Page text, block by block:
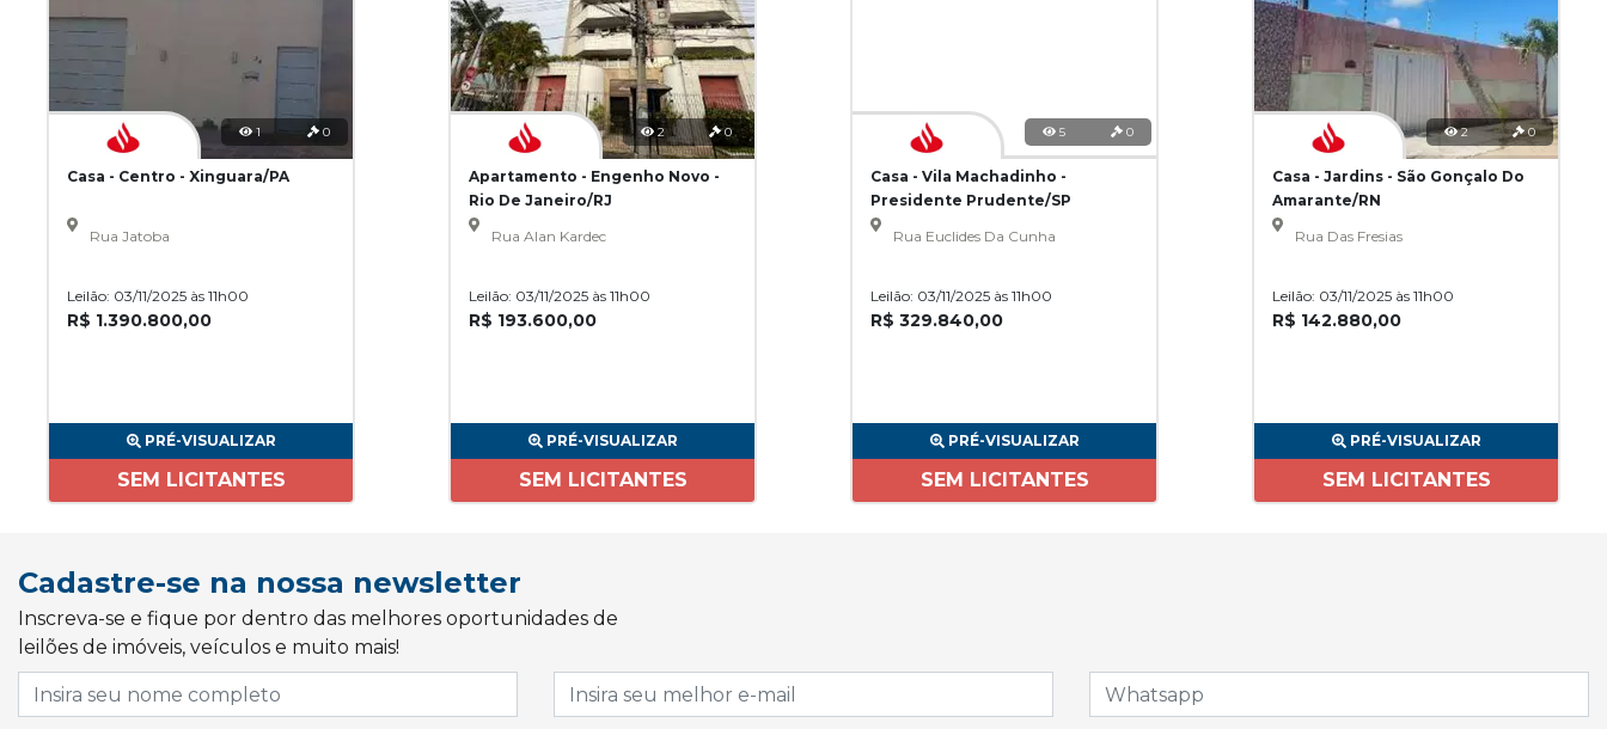
1 0
Casa - Centro - Xinguara/PA
Rua Jatoba
Leilão: 03/11/2025 às 11h00
R$ 1.390.800,00
PRÉ-VISUALIZAR
SEM LICITANTES
2 0
Apartamento - Engenho Novo -
Rio De Janeiro/RJ
Rua Alan Kardec
Leilão: 03/11/2025 às 11h00
R$ 193.600,00
PRÉ-VISUALIZAR
SEM LICITANTES
5 0
Casa - Vila Machadinho -
Presidente Prudente/SP
Rua Euclides Da Cunha
Leilão: 03/11/2025 às 11h00
R$ 329.840,00
PRÉ-VISUALIZAR
SEM LICITANTES
2 0
Casa - Jardins - São Gonçalo Do
Amarante/RN
Rua Das Fresias
Leilão: 03/11/2025 às 11h00
R$ 142.880,00
PRÉ-VISUALIZAR
SEM LICITANTES
Cadastre-se na nossa newsletter
Inscreva-se e fique por dentro das melhores oportunidades de
leilões de imóveis, veículos e muito mais!